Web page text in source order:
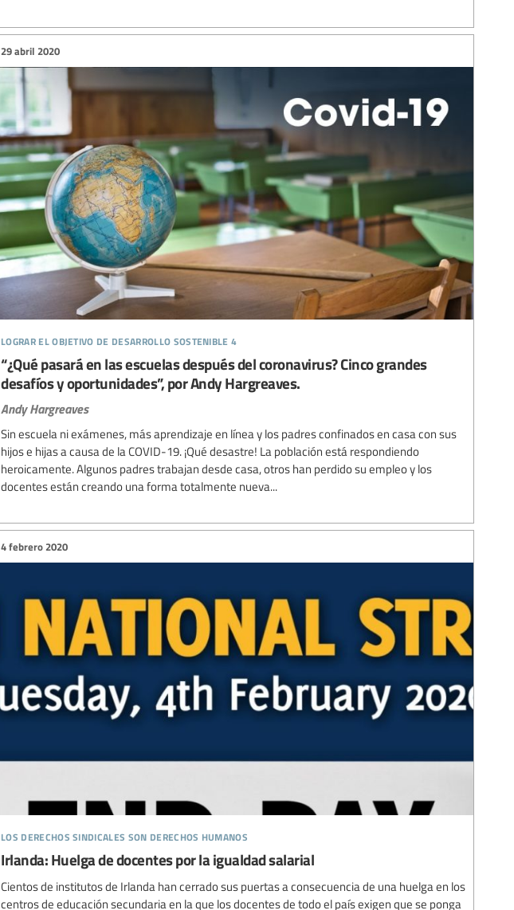
lograr el objetivo de desarrollo sostenible 4
29 abril 2020
“¿Qué pasará en las escuelas después del coronavirus? Cinco grandes
desafíos y oportunidades”, por Andy Hargreaves.
Andy Hargreaves
Sin escuela ni exámenes, más aprendizaje en línea y los padres confinados en casa con sus
hijos e hijas a causa de la COVID-19. ¡Qué desastre! La población está respondiendo
heroicamente. Algunos padres trabajan desde casa, otros han perdido su empleo y los
docentes están creando una forma totalmente nueva...
los derechos sindicales son derechos humanos
4 febrero 2020
Irlanda: Huelga de docentes por la igualdad salarial
Cientos de institutos de Irlanda han cerrado sus puertas a consecuencia de una huelga en los
centros de educación secundaria en la que los docentes de todo el país exigen que se ponga